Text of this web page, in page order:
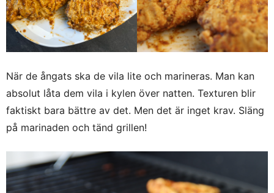
När de ångats ska de vila lite och marineras. Man kan
absolut låta dem vila i kylen över natten. Texturen blir
faktiskt bara bättre av det. Men det är inget krav. Släng
på marinaden och tänd grillen!